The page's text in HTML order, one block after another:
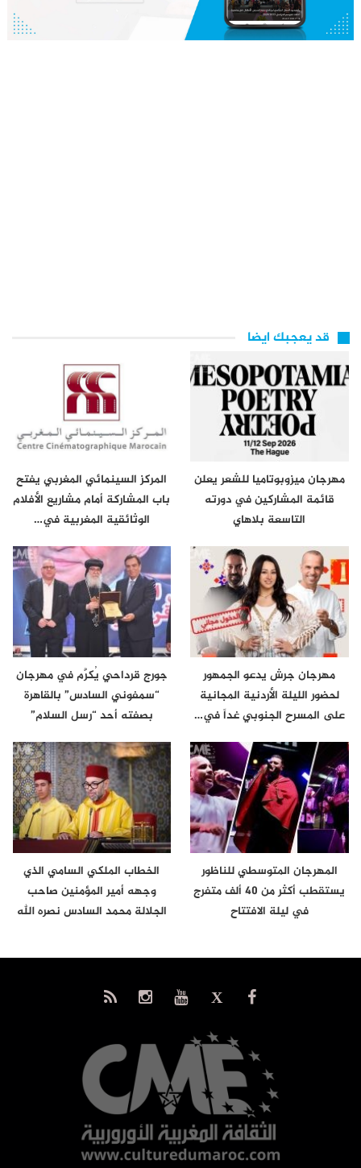
قد يعجبك ايضا
مهرجان ميزوبوتاميا للشعر يعلن
قائمة المشاركين في دورته
التاسعة بلاهاي
المركز السينمائي المغربي يفتح
باب المشاركة أمام مشاريع الأفلام
الوثائقية المغربية في…
مهرجان جرش يدعو الجمهور
لحضور الليلة الأردنية المجانية
على المسرح الجنوبي غداً في…
جورج قرداحي يُكرَّم في مهرجان
“سمفوني السادس” بالقاهرة
بصفته أحد “رسل السلام”
المهرجان المتوسطي للناظور
يستقطب أكثر من 40 ألف متفرج
في ليلة الافتتاح
الخطاب الملكي السامي الذي
وجهه أمير المؤمنين صاحب
الجلالة محمد السادس نصره الله